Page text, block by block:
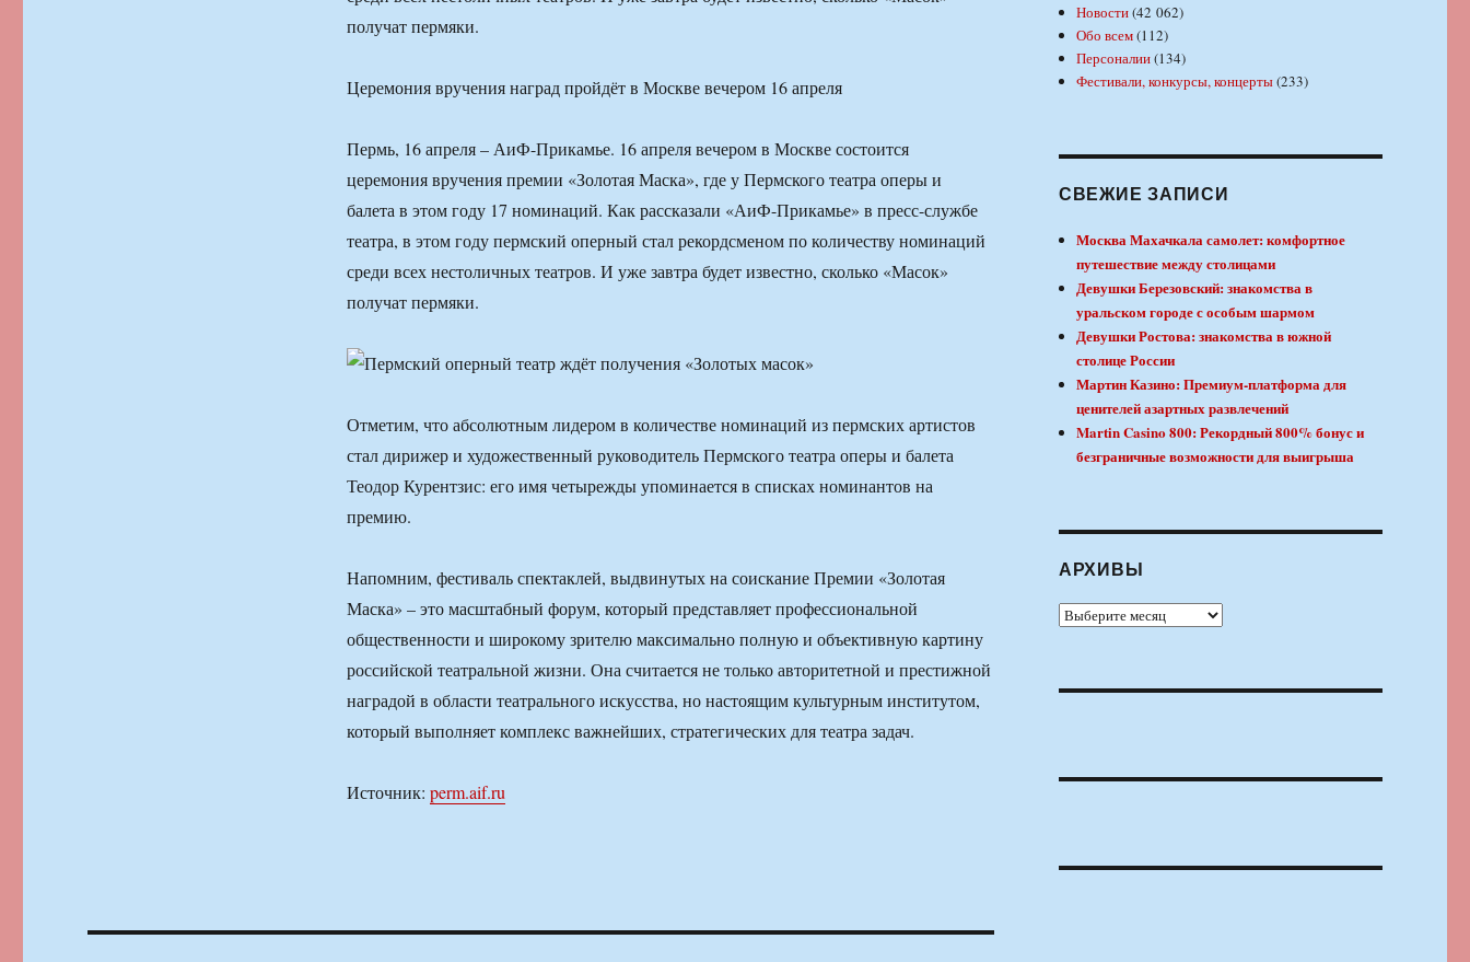
получат пермяки.
Церемония вручения наград пройдёт в Москве вечером 16 апреля
Пермь, 16 апреля – АиФ-Прикамье. 16 апреля вечером в Москве состоится
церемония вручения премии «Золотая Маска», где у Пермского театра оперы и
балета в этом году 17 номинаций. Как рассказали «АиФ-Прикамье» в пресс-службе
театра, в этом году пермский оперный стал рекордсменом по количеству номинаций
среди всех нестоличных театров. И уже завтра будет известно, сколько «Масок»
получат пермяки.
Отметим, что абсолютным лидером в количестве номинаций из пермских артистов
стал дирижер и художественный руководитель Пермского театра оперы и балета
Теодор Курентзис: его имя четырежды упоминается в списках номинантов на
премию.
Напомним, фестиваль спектаклей, выдвинутых на соискание Премии «Золотая
Маска» – это масштабный форум, который представляет профессиональной
общественности и широкому зрителю максимально полную и объективную картину
российской театральной жизни. Она считается не только авторитетной и престижной
наградой в области театрального искусства, но настоящим культурным институтом,
который выполняет комплекс важнейших, стратегических для театра задач.
Источник: perm.aif.ru
Новости(42 062)
Обо всем(112)
Персоналии(134)
Фестивали, конкурсы, концерты(233)
СВЕЖИЕ ЗАПИСИ
Москва Махачкала самолет: комфортное
путешествие между столицами
Девушки Березовский: знакомства в
уральском городе с особым шармом
Девушки Ростова: знакомства в южной
столице России
Мартин Казино: Премиум-платформа для
ценителей азартных развлечений
Martin Casino 800: Рекордный 800% бонус и
безграничные возможности для выигрыша
АРХИВЫ
Архивы